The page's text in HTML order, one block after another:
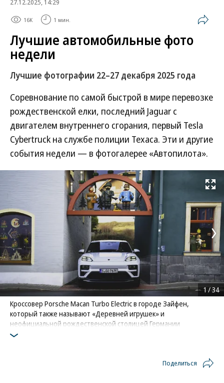
27.12.2025, 14:29
16K 1 мин.
Лучшие автомобильные фото
недели
Лучшие фотографии 22–27 декабря 2025 года
Соревнование по самой быстрой в мире перевозке
рождественской елки, последний Jaguar с
двигателем внутреннего сгорания, первый Tesla
Cybertruck на службе полиции Техаса. Эти и другие
события недели — в фотогалерее «Автопилота».
Развернуть
Кроссовер Porsche Macan Turbo Electric в городе Зайфен,
который также называют «Деревней игрушек» и
неофициальной рождественской столицей Германии
Фото: Porsche
1/34
Поделиться